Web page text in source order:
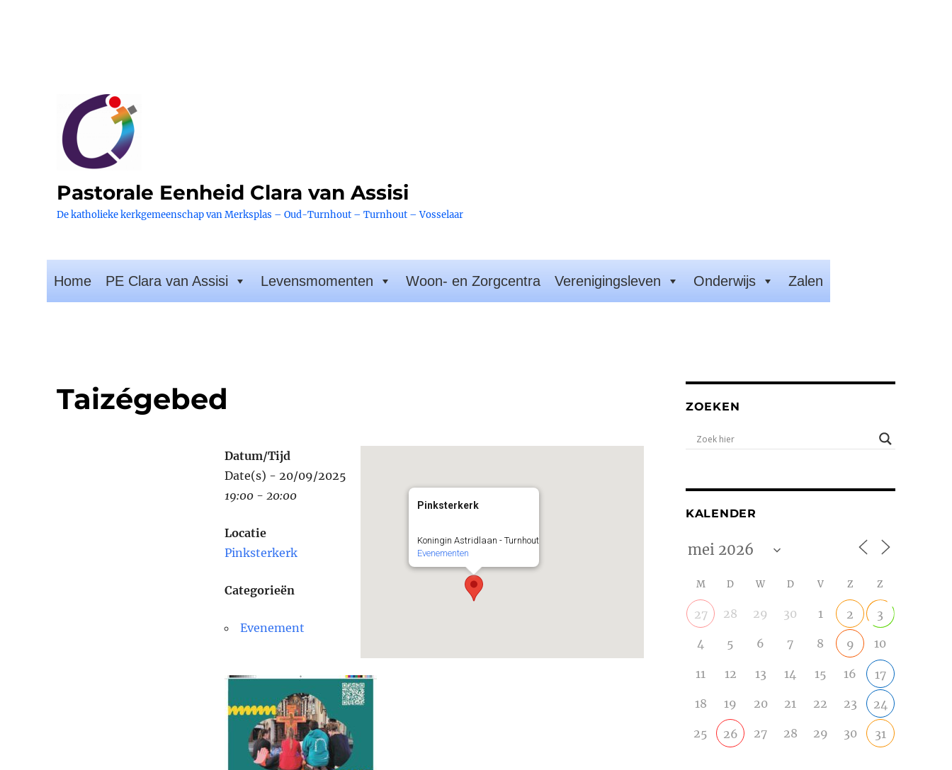
Pastorale Eenheid Clara van Assisi
De katholieke kerkgemeenschap van Merksplas – Oud-Turnhout – Turnhout – Vosselaar
Home PE Clara van Assisi Levensmomenten Woon- en Zorgcentra Verenigingsleven Onderwijs Zalen
Taizégebed
Pinksterkerk
Koningin Astridlaan - Turnhout
Evenementen
Datum/Tijd
Date(s) - 20/09/2025
19:00 - 20:00
Locatie
Pinksterkerk
Categorieën
Evenement
ZOEKEN
KALENDER
M D W D V Z Z
27 28 29 30 1 2 3
4 5 6 7 8 9 10
11 12 13 14 15 16 17
18 19 20 21 22 23 24
25 26 27 28 29 30 31